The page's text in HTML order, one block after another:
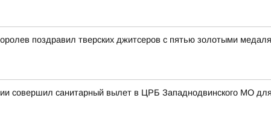
поздравил тверских джитсеров с пятью золотыми
совершил санитарный вылет в ЦРБ Западнодвинского МО